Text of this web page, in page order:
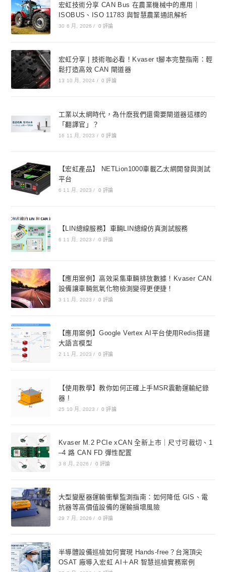
宏虹技術分享 CAN Bus 在農業機械中的應用｜
ISOBUS、ISO 11783 與智慧農業通訊解析
30 6 月, 2026 / 0 評論
宏虹分享 | 技術咖必看！Kvaser t腳本完整指南：輕
鬆打造高效 CAN 閘道器
13 10 月, 2024 / 0 評論
工業以太網時代，為什麽我們還需要閘道器這樣的
「翻譯官」？
16 11 月, 2023 / 0 評論
【宏虹產品】 NETLion1000車載乙太網開發與測試
平台
6 11 月, 2023 / 0 評論
【LIN總線服務】車輛LIN總線仿真測試服務
6 11 月, 2023 / 0 評論
【應用案例】高效采集車輛排放數據！Kvaser CAN
設備讓車輛氮氧化物檢測變得更便捷！
3 11 月, 2023 / 0 評論
【應用案例】Google Vertex AI平台使用Redis搭建
大語言模型
2 11 月, 2023 / 0 評論
【使用教學】教你如何正確上手MSR震動運輸紀錄
器 !
25 10 月, 2023 / 0 評論
Kvaser M.2 PCIe xCAN 全新上市｜尺寸可裁切、1
–4 路 CAN FD 彈性配置
3 8 月, 2026 / 0 評論
大型變壓器運輸衝擊監測指南：如何降低 GIS、電
抗器等高價值設備的運輸損壞風險
29 7 月, 2026 / 0 評論
半導體設備巡檢如何實現 Hands-free？台灣頂尖
OSAT 廠導入宏虹 AI＋AR 智慧巡檢實務案例